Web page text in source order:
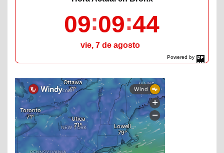
Powered by
DaysPedia.com
09 09 45
vie, 7 de agosto